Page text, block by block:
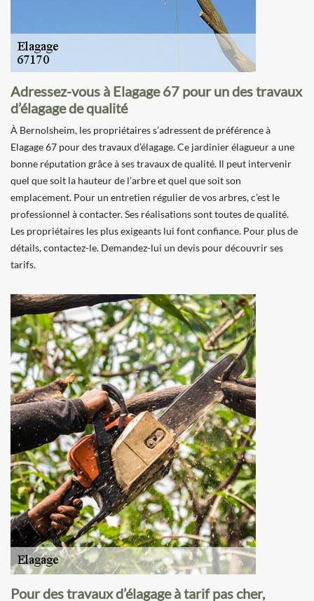
Adressez-vous à Elagage 67 pour un des travaux
d’élagage de qualité
À Bernolsheim, les propriétaires s’adressent de préférence à
Elagage 67 pour des travaux d’élagage. Ce jardinier élagueur a une
bonne réputation grâce à ses travaux de qualité. Il peut intervenir
quel que soit la hauteur de l’arbre et quel que soit son
emplacement. Pour un entretien régulier de vos arbres, c’est le
professionnel à contacter. Ses réalisations sont toutes de qualité.
Les propriétaires les plus exigeants lui font confiance. Pour plus de
détails, contactez-le. Demandez-lui un devis pour découvrir ses
tarifs.
Pour des travaux d’élagage à tarif pas cher,